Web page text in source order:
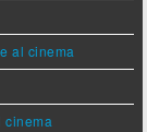
al cinema
cinema